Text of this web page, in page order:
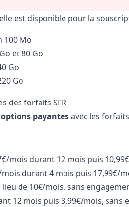
est disponible pour la
100 Mo
et 80 Go
Go
Go
des forfaits SFR
options payantesavec les forfaits
mois durant 12 mois puis
durant 4 mois puis 17,99€/
lieu de 10€/mois, sans
12 mois puis 3,99€/mois, sans